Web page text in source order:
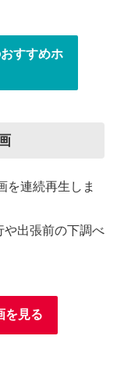
すすめホ
を連続再生しま
や出張前の下調べ
を見る